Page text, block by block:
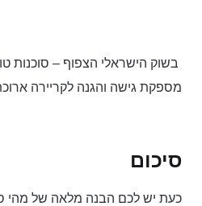
בשוק הישראלי הצפוף – סוכנות
מספקת גישה והגנה לקריירה
סיכום
כעת יש לכם הבנה מלאה של מהי